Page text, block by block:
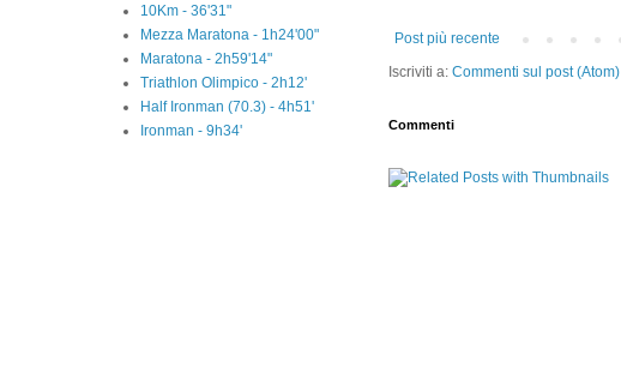
Post più recente
Iscriviti a: Commenti sul post (Atom)
Commenti
10Km - 36'31"
Mezza Maratona - 1h24'00"
Maratona - 2h59'14"
Triathlon Olimpico - 2h12'
Half Ironman (70.3) - 4h51'
Ironman - 9h34'